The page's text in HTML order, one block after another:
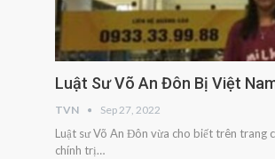
Luật Sư Võ An Đôn Bị Việt
TVN Sep 27, 2022
Luật sư Võ An Đôn vừa cho biết trên trang
chính trị…